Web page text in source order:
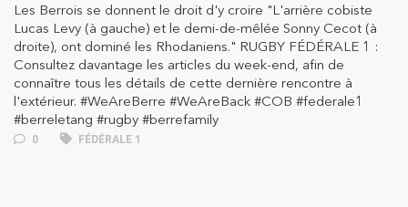
Les Berrois se donnent le droit d'y croire "L'arrière cobiste
Lucas Levy (à gauche) et le demi-de-mêlée Sonny Cecot (à
droite), ont dominé les Rhodaniens." RUGBY FÉDÉRALE 1 :
Consultez davantage les articles du week-end, afin de
connaître tous les détails de cette dernière rencontre à
l'extérieur. #WeAreBerre #WeAreBack #COB #federale1
#berreletang #rugby #berrefamily
0 FÉDÉRALE 1